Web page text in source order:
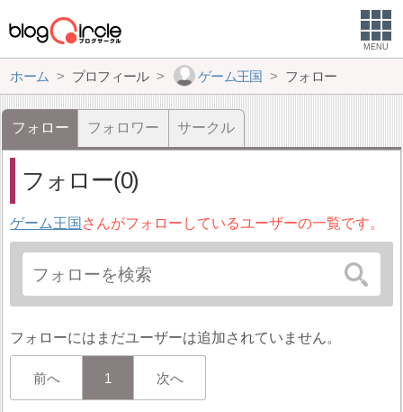
MENU
ホーム プロフィール ゲーム王国 フォロー
フォロー フォロワー サークル
フォロー(0)
ゲーム王国 さんがフォローしているユーザーの一覧です。
フォローにはまだユーザーは追加されていません。
前へ 1 次へ